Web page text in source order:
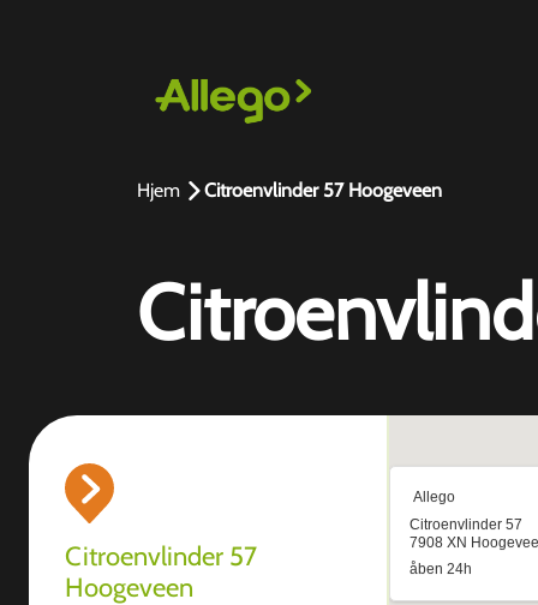
Hjem Citroenvlinder 57 Hoogeveen
Citroenvlinder 57
Hoogeveen